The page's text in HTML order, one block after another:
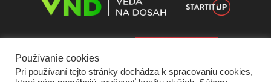
Používanie cookies
Pri používaní tejto stránky dochádza k spracovaniu cookies,